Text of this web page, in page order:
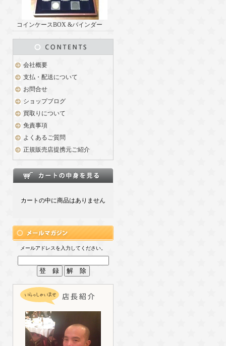
コインケースBOX &バインダー
会社概要
支払・配送について
お問合せ
ショップブログ
買取りについて
免責事項
よくあるご質問
正規販売店提携元ご紹介
カートの中に商品はありません
メールアドレスを入力してください。